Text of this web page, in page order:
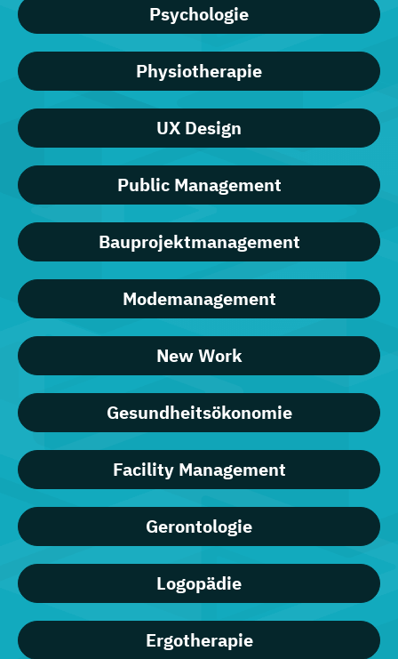
Psychologie
Physiotherapie
UX Design
Public Management
Bauprojektmanagement
Modemanagement
New Work
Gesundheitsökonomie
Facility Management
Gerontologie
Logopädie
Ergotherapie